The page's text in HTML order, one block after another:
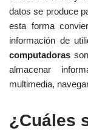
datos se produce
esta forma
información de
computadoras
almacenar
multimedia,
¿Cuáles